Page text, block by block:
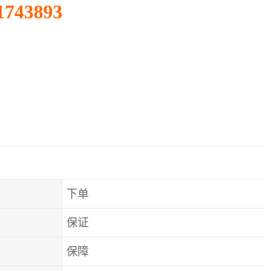
下单
保证
保障